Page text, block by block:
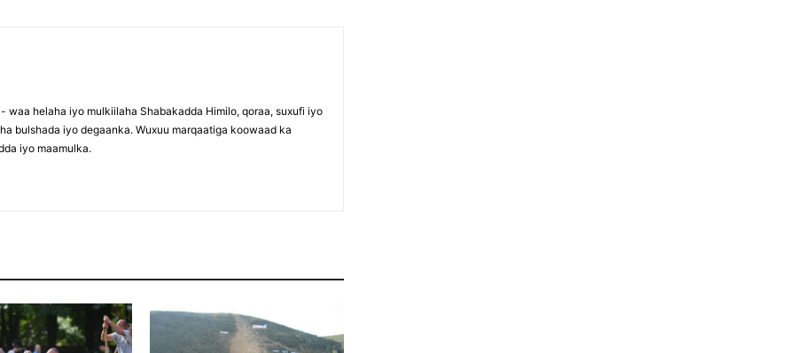
waa helaha iyo mulkiilaha Shabakadda Himilo, qoraa, suxufi iyo
bulshada iyo degaanka. Wuxuu marqaatiga koowaad ka
iyo maamulka.